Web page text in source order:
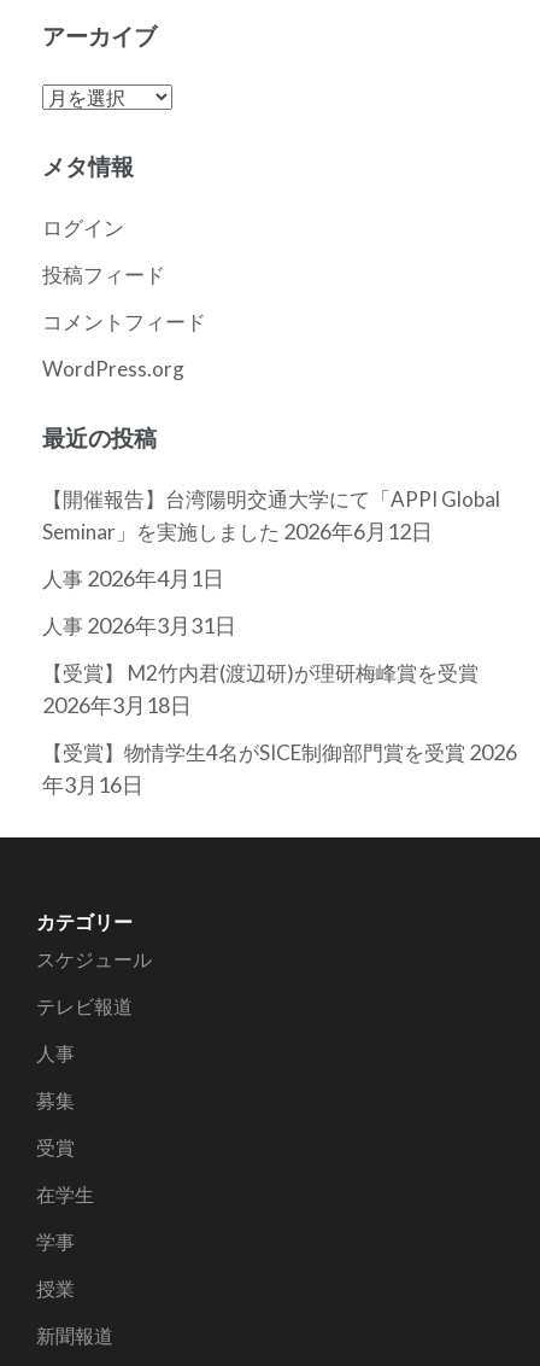
アーカイブ
ア
カ
ブ
メタ情報
ログイン
投稿フィード
コメントフィード
WordPress.org
最近の投稿
【開催報告】台湾陽明交通大学にて「APPI Global
Seminar」を実施しました 2026年6月12日
人事2026年4月1日
人事2026年3月31日
【受賞】 M2竹内君(渡辺研)が理研梅峰賞を受賞
2026年3月18日
【受賞】物情学生4名がSICE制御部門賞を受賞 2026
年3月16日
カテゴリー
スケジュール
テレビ報道
人事
募集
受賞
在学生
学事
授業
新聞報道